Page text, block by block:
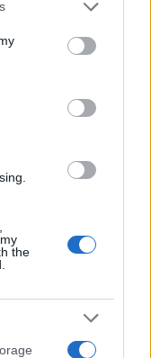
You may click to
party tags to
in below Google
the